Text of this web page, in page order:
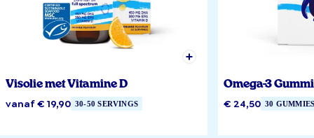
Visolie met Vitamine D
vanaf € 19,90 30-50 SERVINGS
Omega-3
€ 24,50 30